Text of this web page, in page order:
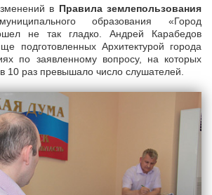
в Правила землепользования
образования «Город
не так гладко. Андрей Карабедов
подготовленных Архитектурой города
по заявленному вопросу, на которых
в 10 раз превышало число слушателей.